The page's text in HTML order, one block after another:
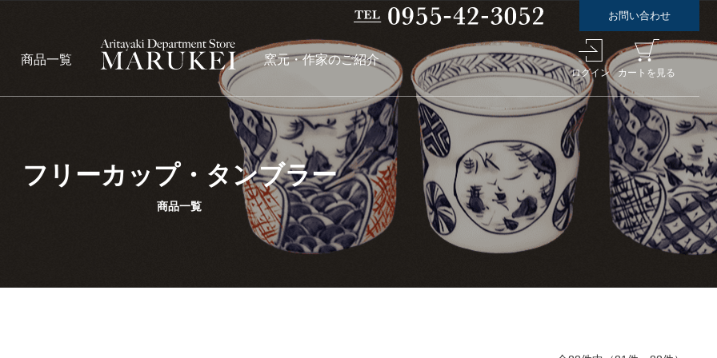
お問い合わせ
商品一覧 窯元・作家のご紹介
ログイン カートを見る
フリーカップ・タンブラー
商品一覧